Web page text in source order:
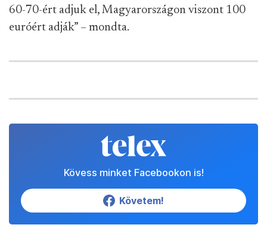
60-70-ért adjuk el, Magyarországon viszont 100
euróért adják” – mondta.
Kövess minket Facebookon is!
Követem!